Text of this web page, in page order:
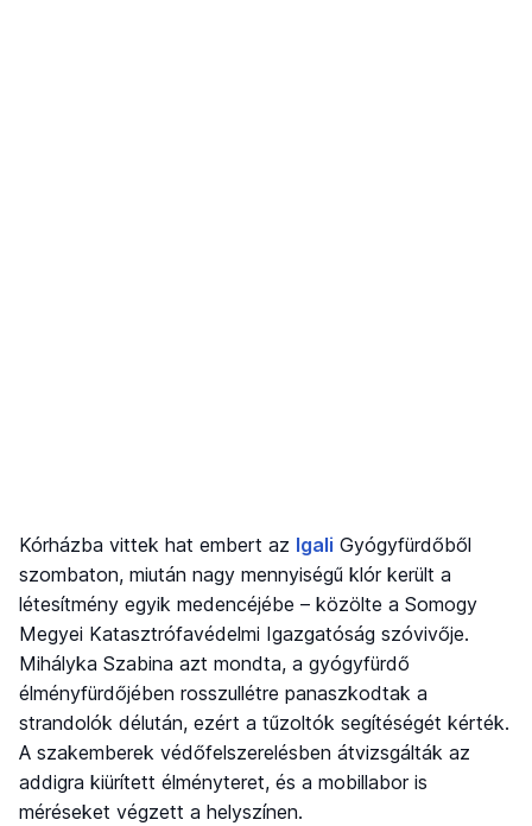
Kórházba vittek hat embert az Igali Gyógyfürdőből
szombaton, miután nagy mennyiségű klór került a
létesítmény egyik medencéjébe – közölte a Somogy
Megyei Katasztrófavédelmi Igazgatóság szóvivője.
Mihályka Szabina azt mondta, a gyógyfürdő
élményfürdőjében rosszullétre panaszkodtak a
strandolók délután, ezért a tűzoltók segítéségét kérték.
A szakemberek védőfelszerelésben átvizsgálták az
addigra kiürített élményteret, és a mobillabor is
méréseket végzett a helyszínen.